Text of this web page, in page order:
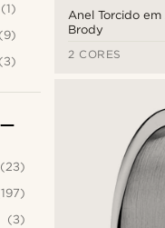
Anel Torcido
Brody
2 CORES
(1)
(9)
(3)
(23)
(3)